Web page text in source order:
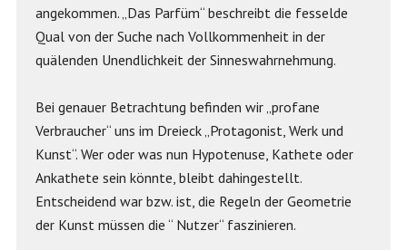
angekommen. „Das Parfüm“ beschreibt die fesselde
Qual von der Suche nach Vollkommenheit in der
quälenden Unendlichkeit der Sinneswahrnehmung.
Bei genauer Betrachtung befinden wir „profane
Verbraucher“ uns im Dreieck „Protagonist, Werk und
Kunst“. Wer oder was nun Hypotenuse, Kathete oder
Ankathete sein könnte, bleibt dahingestellt.
Entscheidend war bzw. ist, die Regeln der Geometrie
der Kunst müssen die “ Nutzer“ faszinieren.